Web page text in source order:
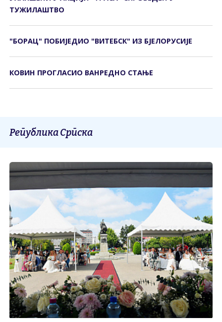
ТУЖИЛАШТВО
"БОРАЦ" ПОБИЈЕДИО "ВИТЕБСК" ИЗ БЈЕЛОРУСИЈЕ
КОВИН ПРОГЛАСИО ВАНРЕДНО СТАЊЕ
Република Српска